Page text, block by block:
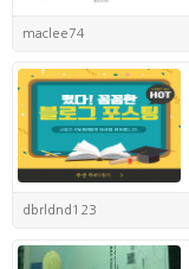
maclee74
dbrldnd123